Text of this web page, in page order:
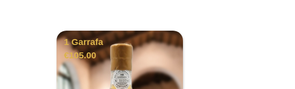
1 Garrafa
€105.00